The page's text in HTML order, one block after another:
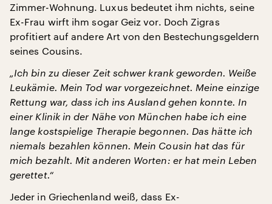
Zimmer-Wohnung. Luxus bedeutet ihm nichts, seine
Ex-Frau wirft ihm sogar Geiz vor. Doch Zigras
profitiert auf andere Art von den Bestechungsgeldern
seines Cousins.
„Ich bin zu dieser Zeit schwer krank geworden. Weiße
Leukämie. Mein Tod war vorgezeichnet. Meine einzige
Rettung war, dass ich ins Ausland gehen konnte. In
einer Klinik in der Nähe von München habe ich eine
lange kostspielige Therapie begonnen. Das hätte ich
niemals bezahlen können. Mein Cousin hat das für
mich bezahlt. Mit anderen Worten: er hat mein Leben
gerettet.“
Jeder in Griechenland weiß, dass Ex-